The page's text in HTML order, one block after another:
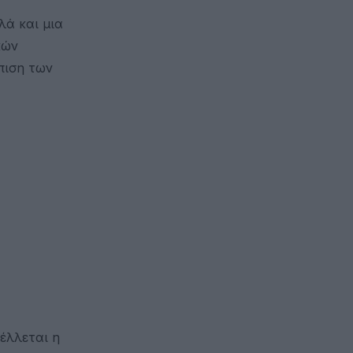
και μια
των
η